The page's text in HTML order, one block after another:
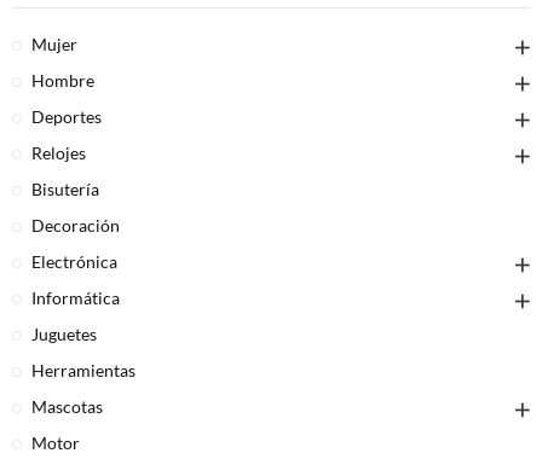
Mujer
Hombre
Deportes
Relojes
Bisutería
Decoración
Electrónica
Informática
Juguetes
Herramientas
Mascotas
Motor